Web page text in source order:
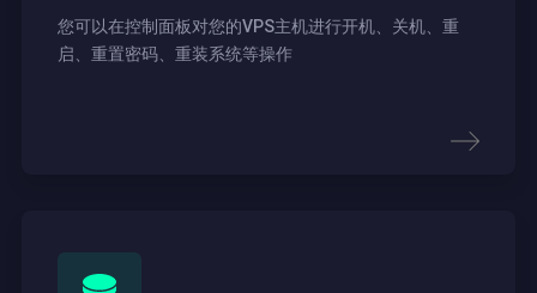
您可以在控制面板对您的VPS主机进行开机、关机、重
启、重置密码、重装系统等操作